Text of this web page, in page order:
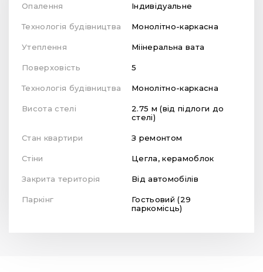
Опалення Індивідуальне
Технологія будівництва Монолітно-каркасна
Утеплення Міінеральна вата
Поверховість 5
Технологія будівництва Монолітно-каркасна
Висота стелі
2.75 м (від підлоги до
стелі)
Стан квартири З ремонтом
Стіни Цегла, керамоблок
Закрита територія Від автомобілів
Паркінг
Гостьовий (29
паркомісць)